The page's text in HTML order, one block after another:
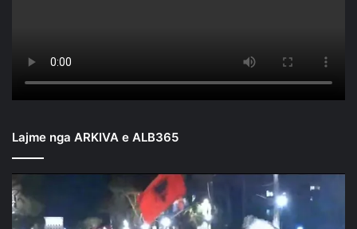
Lajme nga ARKIVA e ALB365
Mbyllen
fjalimet
para